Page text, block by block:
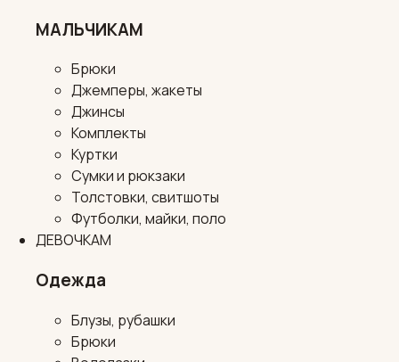
МАЛЬЧИКАМ
Брюки
Джемперы, жакеты
Джинсы
Комплекты
Куртки
Сумки и рюкзаки
Толстовки, свитшоты
Футболки, майки, поло
ДЕВОЧКАМ
Одежда
Блузы, рубашки
Брюки